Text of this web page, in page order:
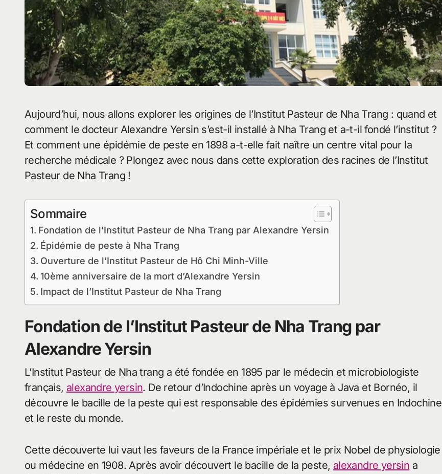
Aujourd’hui, nous allons explorer les origines de l’Institut Pasteur de Nha Trang : quand et
comment le docteur Alexandre Yersin s’est-il installé à Nha Trang et a-t-il fondé l’institut ?
Et comment une épidémie de peste en 1898 a-t-elle fait naître un centre vital pour la
recherche médicale ? Plongez avec nous dans cette exploration des racines de l’Institut
Pasteur de Nha Trang !
Sommaire
Fondation de l’Institut Pasteur de Nha Trang par Alexandre Yersin
Épidémie de peste à Nha Trang
Ouverture de l’Institut Pasteur de Hô Chi Minh-Ville
10ème anniversaire de la mort d’Alexandre Yersin
Impact de l’Institut Pasteur de Nha Trang
Fondation de l’Institut Pasteur de Nha Trang par
Alexandre Yersin
L’Institut Pasteur de Nha trang a été fondée en 1895 par le médecin et microbiologiste
français, alexandre yersin. De retour d’Indochine après un voyage à Java et Bornéo, il
découvre le bacille de la peste qui est responsable des épidémies survenues en Indochine
et le reste du monde.
Cette découverte lui vaut les faveurs de la France impériale et le prix Nobel de physiologie
ou médecine en 1908. Après avoir découvert le bacille de la peste, alexandre yersin a